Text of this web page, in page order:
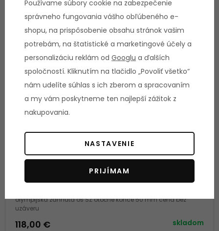
Vložiť do košíka
Olympijská os SZ tricepsová CURL BAR
olympijská zahnutá os SZ otočné konce 50 mm cena bez
uzáveru
118,00 € skladom
Používame súbory cookie na zabezpečenie
správneho fungovania vášho obľúbeného e-
shopu, na prispôsobenie obsahu stránok vašim
potrebám, na štatistické a marketingové účely a
personalizáciu reklám od Googlu a ďalších
spoločností. Kliknutím na tlačidlo „Povoliť všetko“
nám udelíte súhlas s ich zberom a spracovaním
a my vám poskytneme ten najlepší zážitok z
nakupovania.
NASTAVENIE
PRIJÍMAM